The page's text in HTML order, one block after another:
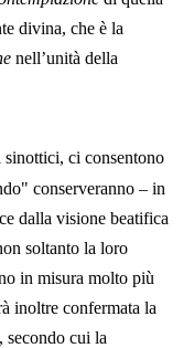
divina, che è la
nell’unità della
ci consentono
conserveranno – in
dalla visione beatifica
soltanto la loro
in misura molto più
inoltre confermata la
secondo cui la